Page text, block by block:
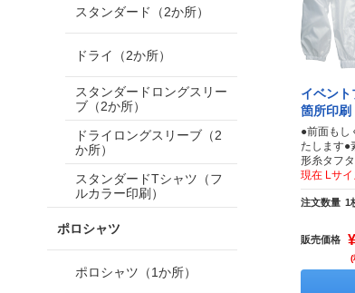
イベン
箇所印刷
●前面もし
たします●
形糸タフタ
現在 Lサ
注文数量 1
販売価格
(
スタンダード（2か所）
ドライ（2か所）
スタンダードロングスリー
ブ（2か所）
ドライロングスリーブ（2
か所）
スタンダードTシャツ（フ
ルカラー印刷）
ポロシャツ
ポロシャツ（1か所）